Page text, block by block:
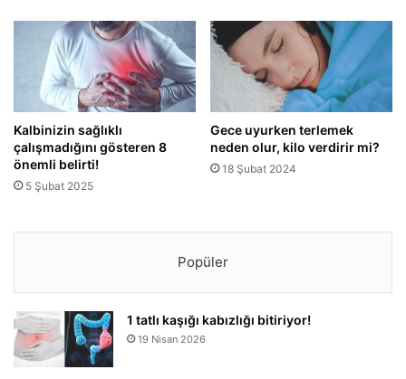
Kalbinizin sağlıklı
çalışmadığını gösteren 8
önemli belirti!
5 Şubat 2025
Gece uyurken terlemek
neden olur, kilo verdirir mi?
18 Şubat 2024
Popüler
1 tatlı kaşığı kabızlığı bitiriyor!
19 Nisan 2026